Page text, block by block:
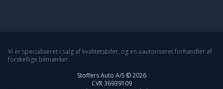
Vi er specialiseret i salg af kvalitetsbiler, og en uautoriseret forhandler af
forskellige bilmærker.
Stoffers Auto A/S © 2026
CVR 36939109